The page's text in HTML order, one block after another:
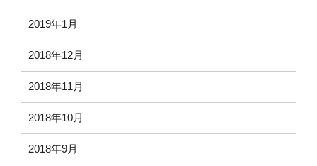
2019年1月
2018年12月
2018年11月
2018年10月
2018年9月